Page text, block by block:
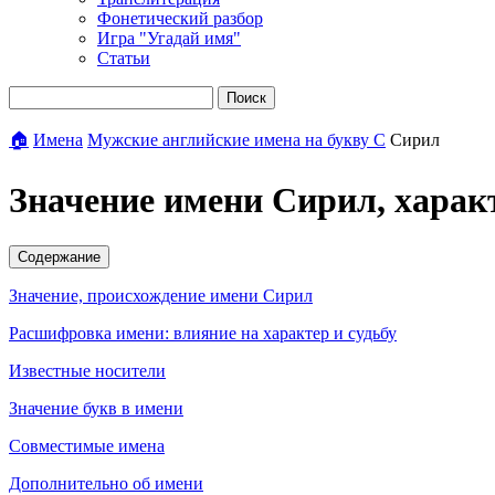
Фонетический разбор
Игра "Угадай имя"
Статьи
Поиск
🏠 Имена Мужские английские имена на букву С Сирил
Значение имени Сирил,
Содержание
Значение, происхождение имени Сирил
Расшифровка имени: влияние на характер и судьбу
Известные носители
Значение букв в имени
Совместимые имена
Дополнительно об имени